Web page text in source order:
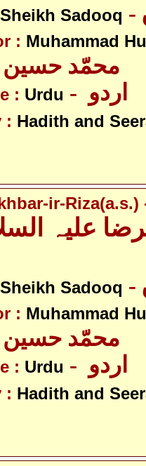
Sheikh Sadooq
: Muhammad
محمّد
: Urdu
: Hadith and
ir-Riza(a.s.)
Sheikh Sadooq
: Muhammad
محمّد
: Urdu
: Hadith and